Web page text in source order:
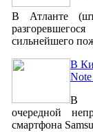
В Атланте
сильнейшего
В
В
очередной
смартфона